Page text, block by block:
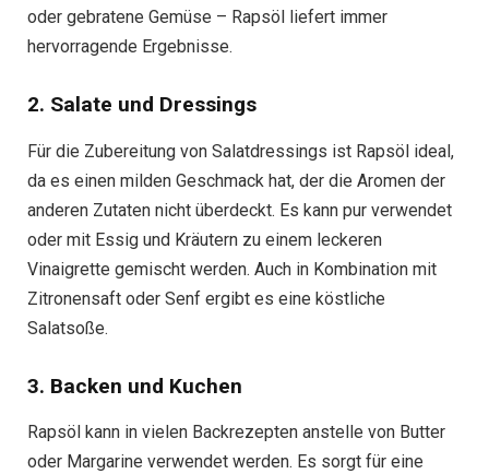
oder gebratene Gemüse – Rapsöl liefert immer
hervorragende Ergebnisse.
2. Salate und Dressings
Für die Zubereitung von Salatdressings ist Rapsöl ideal,
da es einen milden Geschmack hat, der die Aromen der
anderen Zutaten nicht überdeckt. Es kann pur verwendet
oder mit Essig und Kräutern zu einem leckeren
Vinaigrette gemischt werden. Auch in Kombination mit
Zitronensaft oder Senf ergibt es eine köstliche
Salatsoße.
3. Backen und Kuchen
Rapsöl kann in vielen Backrezepten anstelle von Butter
oder Margarine verwendet werden. Es sorgt für eine